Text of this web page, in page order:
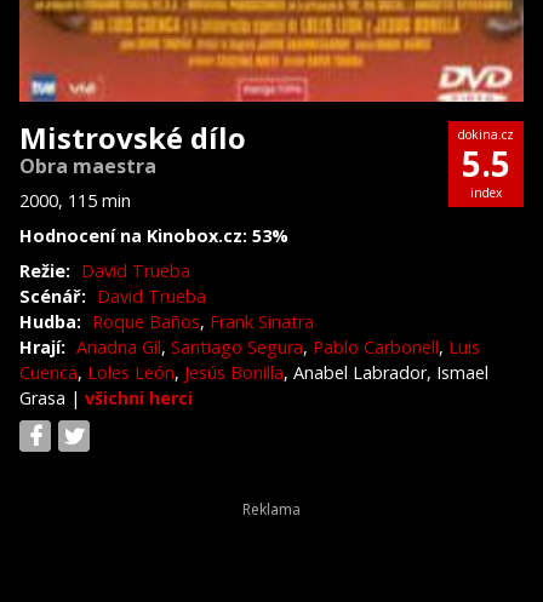
Mistrovské dílo
Obra maestra
2000, 115 min
Hodnocení na Kinobox.cz: 53%
dokina.cz
5.5
index
Režie: David Trueba
Scénář: David Trueba
Hudba: Roque Baños, Frank Sinatra
Hrají: Ariadna Gil, Santiago Segura, Pablo Carbonell, Luis
Cuenca, Loles León, Jesús Bonilla, Anabel Labrador, Ismael
Grasa | všichni herci